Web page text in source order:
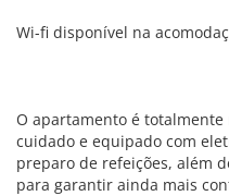
Wi-fi disponível na
O apartamento é
cuidado e equipado com
preparo de refeições, além
para garantir ainda mais